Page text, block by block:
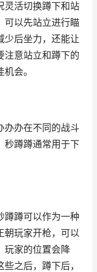
灵活切换蹲下和站
可以先站立进行瞄
少后坐力，还能让
注意站立和蹲下的
会。
办办在不同的战斗
秒蹲蹲通常用于下
蹲蹲可以作为一种
朝玩家开枪，可以
玩家的位置会降
之后，蹲下后，